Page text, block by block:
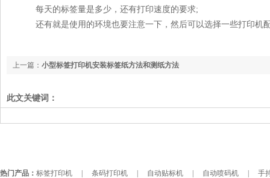
每天的标签量是多少，还有打印速度的要求;
还有就是使用的环境也要注意一下，然后可以选择一些打印机
上一篇： 小型标签打印机安装标签纸方法和测纸方法
此文关键词：
热门产品： 标签打印机 条码打印机 自动贴标机 自动喷码机 手